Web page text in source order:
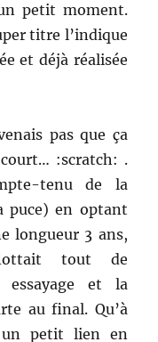
petit moment.
titre l’indique
et déjà réalisée
pas que ça
:scratch: .
tenu de la
puce) en optant
longueur 3 ans,
tout de
essayage et la
au final. Qu’à
un petit lien en